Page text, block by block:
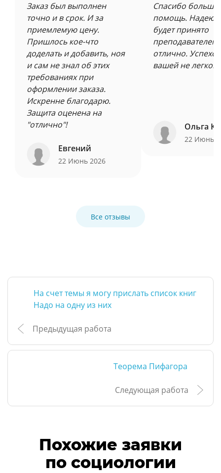
Заказ был выполнен
точно и в срок. И за
приемлемую цену.
Пришлось кое-что
доделать и добавить, ноя
и сам не знал об этих
требованиях при
оформлении заказа.
Искренне благодарю.
Защита оценена на
"отлично"!
Евгений
22 Июнь 2026
Спасибо
помощь.
будет принято
преподавателем
отлично.
вашей не легкой
Ольга
22 Июнь
Все отзывы
На счет темы я могу прислать список книг
Надо на одну из них
Предыдущая работа
Теорема Пифагора
Следующая работа
Похожие заявки
по социологии